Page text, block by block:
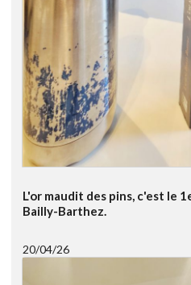
L'or maudit des pins, c'est le
Bailly-Barthez.
20/04/26